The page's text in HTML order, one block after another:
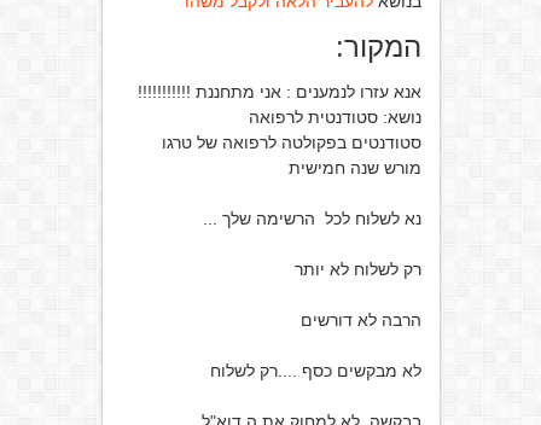
המקור:
אנא עזרו לנמענים : אני מתחננת !!!!!!!!!!!
נושא: סטודנטית לרפואה
סטודנטים בפקולטה לרפואה של טרגו
מורש שנה חמישית
נא לשלוח לכל הרשימה שלך ...
רק לשלוח לא יותר
הרבה לא דורשים
לא מבקשים כסף ....רק לשלוח